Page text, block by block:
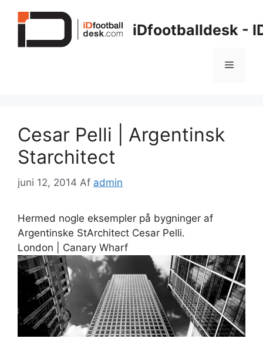
iDfootballdesk -
Menu
Cesar Pelli | Argentinsk
Starchitect
juni 12, 2014 Af admin
Hermed nogle eksempler på bygninger af
Argentinske StArchitect Cesar Pelli.
London | Canary Wharf